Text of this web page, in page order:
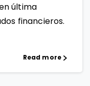
última
financieros.
Read more